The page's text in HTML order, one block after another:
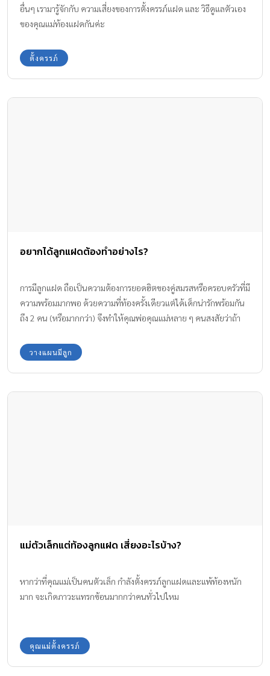
อื่นๆ เรามารู้จักกับ ความเสี่ยงของการตั้งครรภ์แฝด และ วิธีดูแลตัวเอง
ของคุณแม่ท้องแฝดกันค่ะ
ตั้งครรภ์
อยากได้ลูกแฝดต้องทำอย่างไร?
การมีลูกแฝด ถือเป็นความต้องการยอดฮิตของคู่สมรสหรือครอบครัวที่มี
ความพร้อมมากพอ ด้วยความที่ท้องครั้งเดียวแต่ได้เด็กน่ารักพร้อมกัน
ถึง 2 คน (หรือมากกว่า) จึงทำให้คุณพ่อคุณแม่หลาย ๆ คนสงสัยว่าถ้า
วางแผนมีลูก
แม่ตัวเล็กแต่ท้องลูกแฝด เสี่ยงอะไรบ้าง?
หากว่าที่คุณแม่เป็นคนตัวเล็ก กำลังตั้งครรภ์ลูกแฝดและแพ้ท้องหนัก
มาก จะเกิดภาวะแทรกซ้อนมากกว่าคนทั่วไปไหม
คุณแม่ตั้งครรภ์